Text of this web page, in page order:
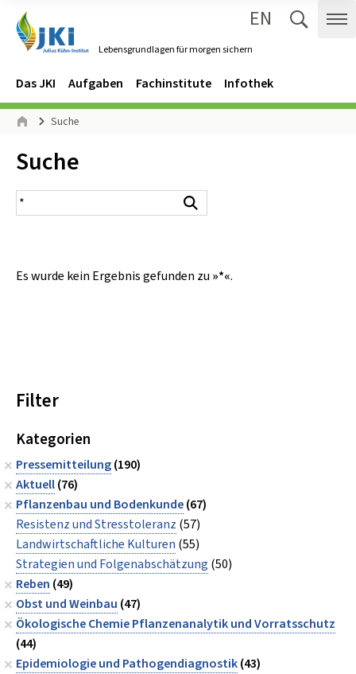
Lebensgrundlagen für morgen sichern
EN
Navigation
Hauptmenü
Das JKI Aufgaben Fachinstitute Infothek
Seitenpfad
Suche
Inhalt:
Suche
Suchergebnis
Es wurde kein Ergebnis gefunden zu »*«.
Filter
Kategorien
Pressemitteilung(190)
Aktuell(76)
Pflanzenbau und Bodenkunde(67)
Resistenz und Stresstoleranz (57)
Landwirtschaftliche Kulturen (55)
Strategien und Folgenabschätzung (50)
Reben (49)
Obst und Weinbau (47)
Ökologische Chemie Pflanzenanalytik und Vorratsschutz
(44)
Epidemiologie und Pathogendiagnostik(43)